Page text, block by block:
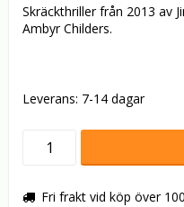
Skräckthriller från 2013 av
Ambyr Childers.
Leverans: 7-14 dagar
Fri frakt vid köp över